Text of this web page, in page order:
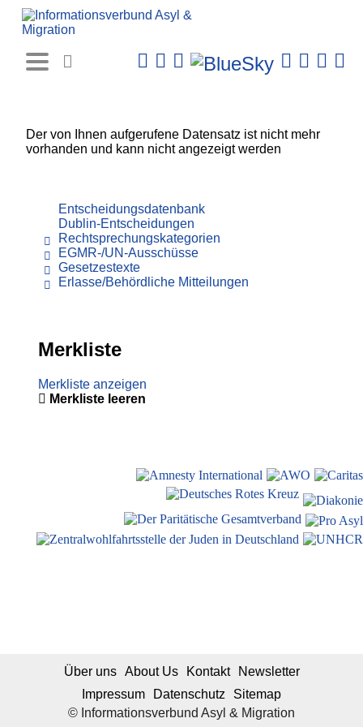
Der von Ihnen aufgerufene Datensatz ist nicht mehr
vorhanden und kann nicht angezeigt werden
Entscheidungsdatenbank
Dublin-Entscheidungen
Rechtsprechungskategorien
EGMR-/UN-Ausschüsse
Gesetzestexte
Erlasse/Behördliche Mitteilungen
Merkliste
Merkliste anzeigen
Merkliste leeren
© Informationsverbund Asyl & Migration
Über uns About Us Kontakt
Newsletter
Impressum
Datenschutz Sitemap